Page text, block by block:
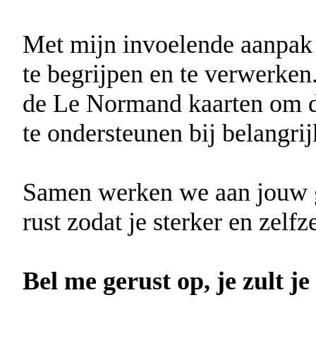
Met mijn invoelende
te begrijpen en te
de Le Normand kaarten om
te ondersteunen bij
Samen werken we aan
rust zodat je sterker en
Bel me gerust op, je zult je